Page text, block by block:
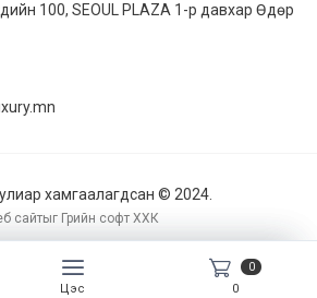
Цэс
0
0
100, SEOUL PLAZA 1-р давхар Өдөр
хамгаалагдсан © 2024.
сайтыг Грийн софт ХХК
Цэс
0
0